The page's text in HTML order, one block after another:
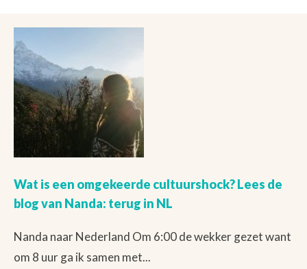
Wat is een omgekeerde cultuurshock? Lees de
blog van Nanda: terug in NL
Nanda naar Nederland Om 6:00 de wekker gezet want
om 8 uur ga ik samen met...